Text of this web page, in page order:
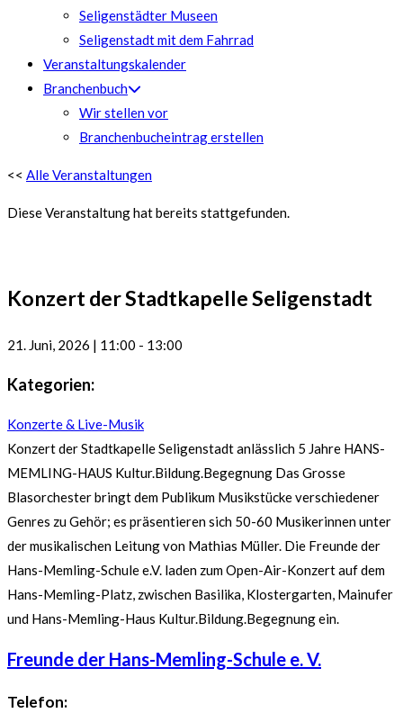
Seligenstädter Museen
Seligenstadt mit dem Fahrrad
Veranstaltungskalender
Branchenbuch
Wir stellen vor
Branchenbucheintrag erstellen
<< Alle Veranstaltungen
Diese Veranstaltung hat bereits stattgefunden.
Konzert der Stadtkapelle Seligenstadt
21. Juni, 2026 | 11:00 - 13:00
Kategorien:
Konzerte & Live-Musik
Konzert der Stadtkapelle Seligenstadt anlässlich 5 Jahre HANS-
MEMLING-HAUS Kultur.Bildung.Begegnung Das Grosse
Blasorchester bringt dem Publikum Musikstücke verschiedener
Genres zu Gehör; es präsentieren sich 50-60 Musikerinnen unter
der musikalischen Leitung von Mathias Müller. Die Freunde der
Hans-Memling-Schule e.V. laden zum Open-Air-Konzert auf dem
Hans-Memling-Platz, zwischen Basilika, Klostergarten, Mainufer
und Hans-Memling-Haus Kultur.Bildung.Begegnung ein.
Freunde der Hans-Memling-Schule e. V.
Telefon: